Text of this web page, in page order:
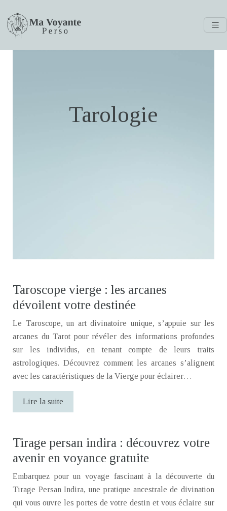
Tarologie
Taroscope vierge : les arcanes
dévoilent votre destinée
Le Taroscope, un art divinatoire unique, s’appuie sur les
arcanes du Tarot pour révéler des informations profondes
sur les individus, en tenant compte de leurs traits
astrologiques. Découvrez comment les arcanes s’alignent
avec les caractéristiques de la Vierge pour éclairer…
Lire la suite
Tirage persan indira : découvrez votre
avenir en voyance gratuite
Embarquez pour un voyage fascinant à la découverte du
Tirage Persan Indira, une pratique ancestrale de divination
qui vous ouvre les portes de votre destin et vous éclaire sur